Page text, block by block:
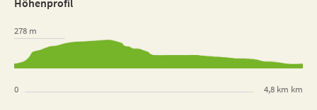
Höhenprofil
278 m
0 4,8 km km